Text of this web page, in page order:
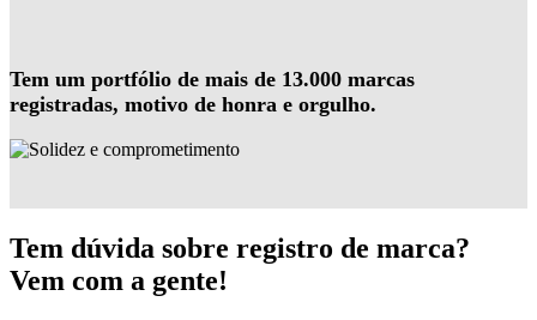
Tem um portfólio de mais de 13.000 marcas
registradas, motivo de honra e orgulho.
Tem dúvida sobre registro de marca?
Vem com a gente!